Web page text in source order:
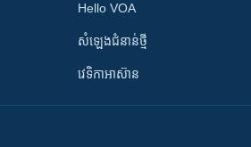
Hello VOA
សំឡេង​ជំនាន់​ថ្មី
វេទិកា​អាស៊ាន